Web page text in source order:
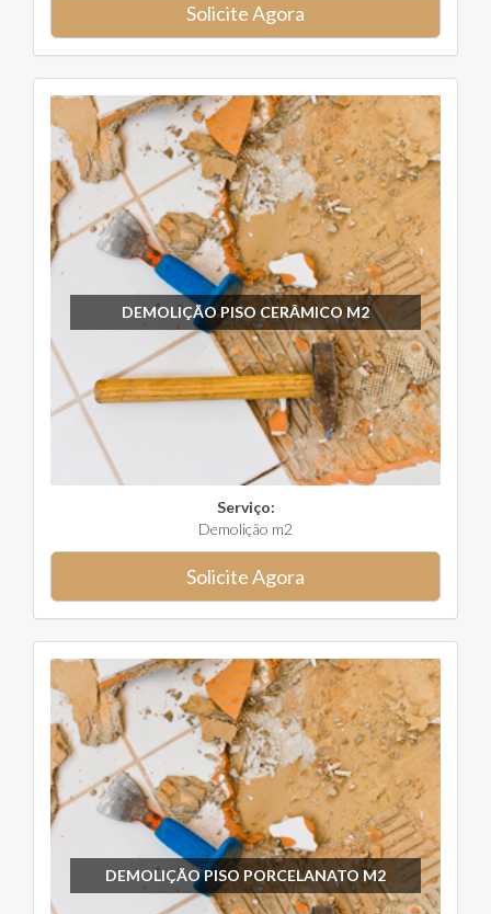
Solicite Agora
DEMOLIÇÃO PISO CERÂMICO M2
Serviço:
Demolição m2
Solicite Agora
DEMOLIÇÃO PISO PORCELANATO M2